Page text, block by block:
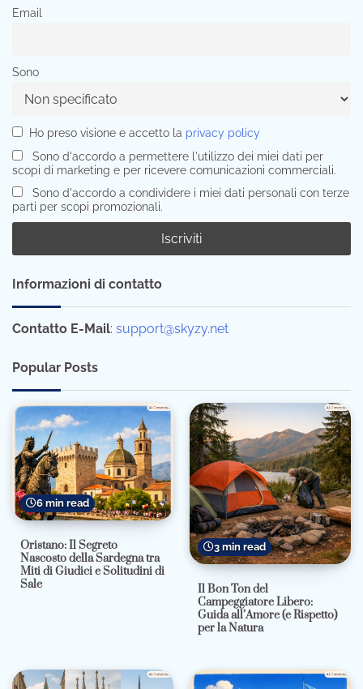
Email
Sono
Ho preso visione e accetto la privacy policy
Sono d'accordo a permettere l'utilizzo dei miei dati per
scopi di marketing e per ricevere comunicazioni commerciali.
Sono d'accordo a condividere i miei dati personali con terze
parti per scopi promozionali.
Informazioni di contatto
Contatto E-Mail: support@skyzy.net
Popular Posts
6 min read
Oristano: Il Segreto
Nascosto della Sardegna tra
Miti di Giudici e Solitudini di
Sale
3 min read
Il Bon Ton del
Campeggiatore Libero:
Guida all’Amore (e Rispetto)
per la Natura